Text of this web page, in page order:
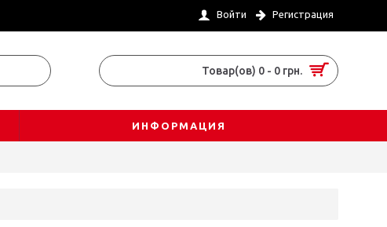
Войти Регистрация
Товар(ов) 0 - 0 грн.
ИНФОРМАЦИЯ